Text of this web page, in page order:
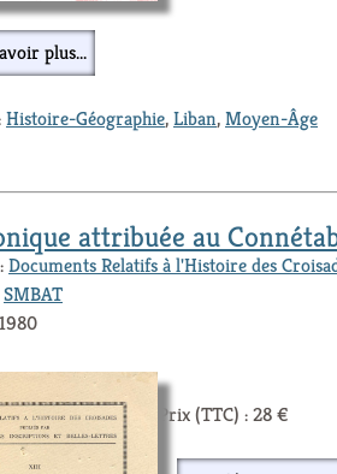
plus...
Histoire-Géographie,Liban,Moyen-Âge
attribuée au
Documents Relatifs à l'Histoire des
SMBAT
Prix (TTC) : 28 €